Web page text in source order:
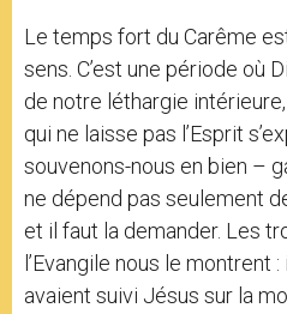
Le temps fort du Carême
sens. C’est une période où
de notre léthargie
qui ne laisse pas l’Esprit
souvenons-nous en bien –
ne dépend pas seulement
et il faut la demander. Les
l’Evangile nous le montrent
avaient suivi Jésus sur la